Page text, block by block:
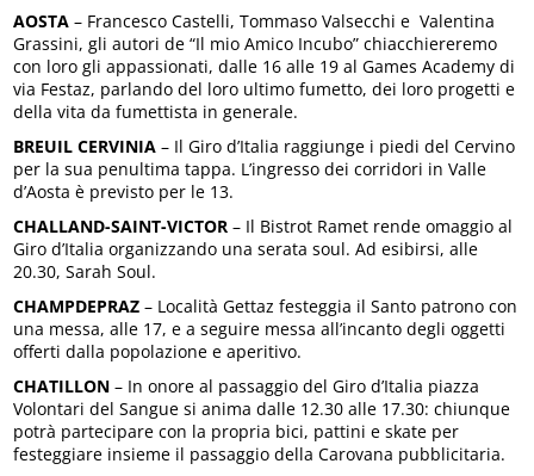
AOSTA – Francesco Castelli, Tommaso Valsecchi e Valentina
Grassini, gli autori de “Il mio Amico Incubo” chiacchiereremo
con loro gli appassionati, dalle 16 alle 19 al Games Academy di
via Festaz, parlando del loro ultimo fumetto, dei loro progetti e
della vita da fumettista in generale.
BREUIL CERVINIA – Il Giro d’Italia raggiunge i piedi del Cervino
per la sua penultima tappa. L’ingresso dei corridori in Valle
d’Aosta è previsto per le 13.
CHALLAND-SAINT-VICTOR – Il Bistrot Ramet rende omaggio al
Giro d’Italia organizzando una serata soul. Ad esibirsi, alle
20.30, Sarah Soul.
CHAMPDEPRAZ – Località Gettaz festeggia il Santo patrono con
una messa, alle 17, e a seguire messa all’incanto degli oggetti
offerti dalla popolazione e aperitivo.
CHATILLON – In onore al passaggio del Giro d’Italia piazza
Volontari del Sangue si anima dalle 12.30 alle 17.30: chiunque
potrà partecipare con la propria bici, pattini e skate per
festeggiare insieme il passaggio della Carovana pubblicitaria.